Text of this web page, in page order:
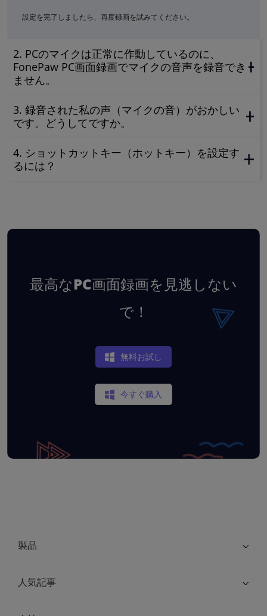
設定を完了しましたら、再度録画を試みてください。
2. PCのマイクは正常に作動しているのに、
FonePaw PC画面録画でマイクの音声を録音でき
ません。
3. 録音された私の声（マイクの音）がおかしい
です。どうしてですか。
4. ショットカットキー（ホットキー）を設定す
るには？
最高なPC画面録画を見逃しない
で！
無料お試し
今すぐ購入
製品
人気記事